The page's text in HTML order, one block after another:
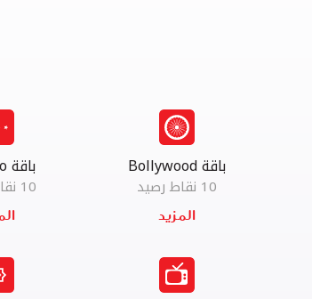
‫ باقة Bollywood ‬‏
10 نقاط رصيد
‫ باقة Filipino ‬‏
10 نقاط رصيد